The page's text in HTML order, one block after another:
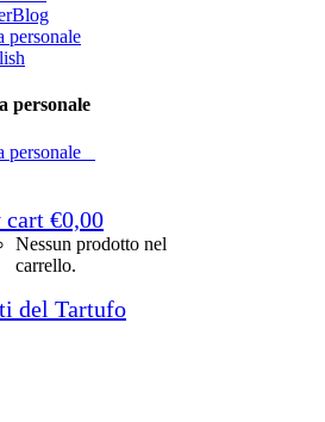
personale
personale
personale
cart €0,00
Nessun prodotto nel
carrello.